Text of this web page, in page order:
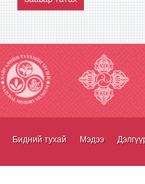
Бидний тухай Мэдээ